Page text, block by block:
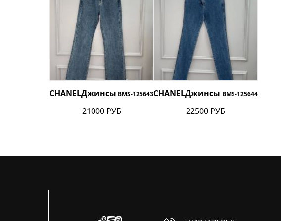
Джинсы
CHANEL BMS-125643
21000 РУБ
Джинсы
CHANEL BMS-125644
22500 РУБ